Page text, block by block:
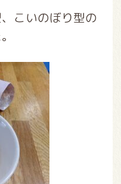
こいのぼり型の